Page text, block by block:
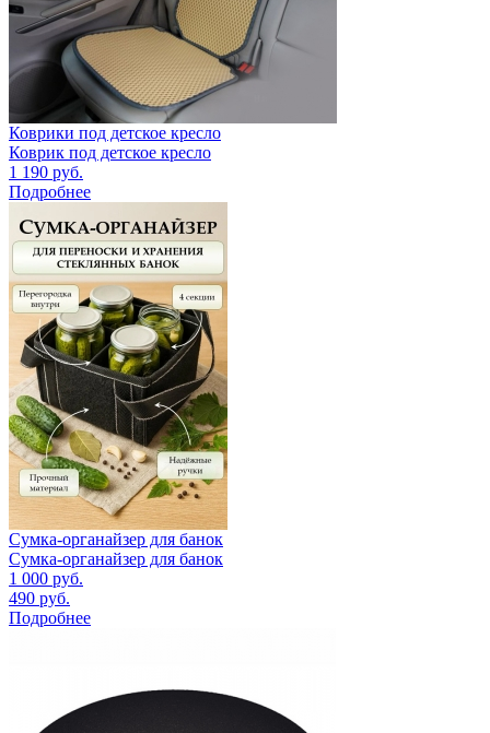
Коврики под детское кресло
Коврик под детское кресло
1 190 руб.
Подробнее
Сумка-органайзер для банок
Сумка-органайзер для банок
1 000 руб.
490 руб.
Подробнее